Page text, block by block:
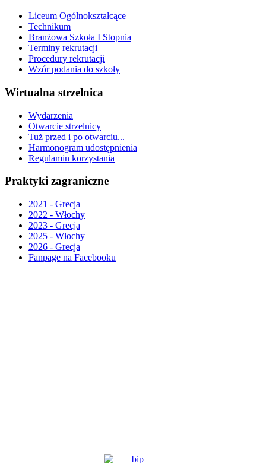
Liceum Ogólnokształcące
Technikum
Branżowa Szkoła I Stopnia
Terminy rekrutacji
Procedury rekrutacji
Wzór podania do szkoły
Wirtualna strzelnica
Wydarzenia
Otwarcie strzelnicy
Tuż przed i po otwarciu...
Harmonogram udostępnienia
Regulamin korzystania
Praktyki zagraniczne
2021 - Grecja
2022 - Włochy
2023 - Grecja
2025 - Włochy
2026 - Grecja
Fanpage na Facebooku